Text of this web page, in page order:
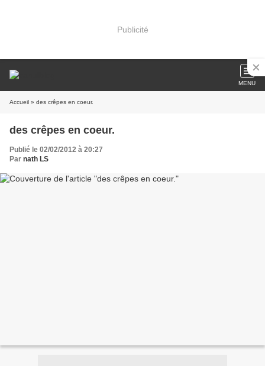
Publicité
MENU
Accueil » des crêpes en coeur.
des crêpes en coeur.
Publié le 02/02/2012 à 20:27
Par nath LS